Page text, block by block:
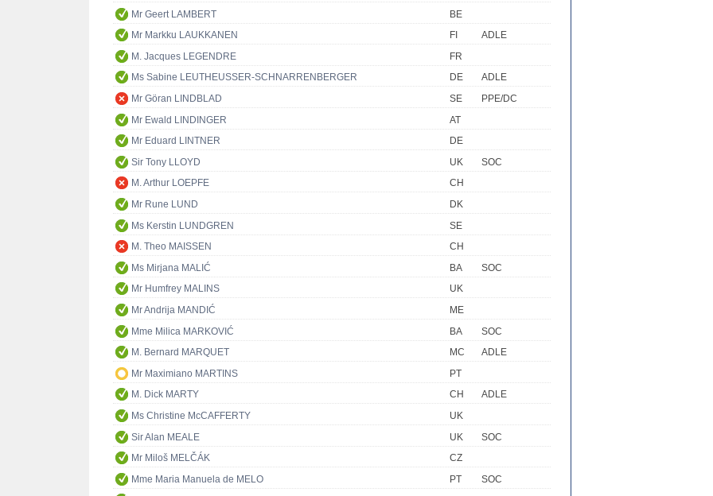
Mr Geert LAMBERT
BE
Mr Markku LAUKKANEN
FI
ADLE
M. Jacques LEGENDRE
FR
Ms Sabine LEUTHEUSSER-SCHNARRENBERGER
DE
ADLE
Mr Göran LINDBLAD
SE
PPE/DC
Mr Ewald LINDINGER
AT
Mr Eduard LINTNER
DE
Sir Tony LLOYD
UK
SOC
M. Arthur LOEPFE
CH
Mr Rune LUND
DK
Ms Kerstin LUNDGREN
SE
M. Theo MAISSEN
CH
Ms Mirjana MALIĆ
BA
SOC
Mr Humfrey MALINS
UK
Mr Andrija MANDIĆ
ME
Mme Milica MARKOVIĆ
BA
SOC
M. Bernard MARQUET
MC
ADLE
Mr Maximiano MARTINS
PT
M. Dick MARTY
CH
ADLE
Ms Christine McCAFFERTY
UK
Sir Alan MEALE
UK
SOC
Mr Miloš MELČÁK
CZ
Mme Maria Manuela de MELO
PT
SOC